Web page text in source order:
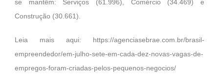
se mantêm: Serviços (61.996), Comércio (34.469) e
Construção (30.661).
Leia mais aqui: https://agenciasebrae.com.br/brasil-
empreendedor/em-julho-sete-em-cada-dez-novas-vagas-de-
empregos-foram-criadas-pelos-pequenos-negocios/